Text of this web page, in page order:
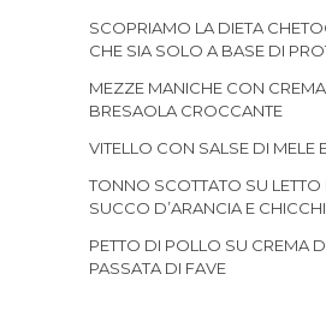
SCOPRIAMO LA DIETA
CHE SIA SOLO A BASE DI
MEZZE MANICHE CON
BRESAOLA CROCCANTE
VITELLO CON SALSE DI MELE
TONNO SCOTTATO SU
SUCCO D’ARANCIA E
PETTO DI POLLO SU CREMA
PASSATA DI FAVE